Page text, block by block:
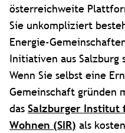
österreichweite
Sie unkompliziert
Energie-
Initiativen aus
Wenn Sie selbst eine
Gemeinschaft gründen
das Salzburger Institut
Wohnen (SIR) als